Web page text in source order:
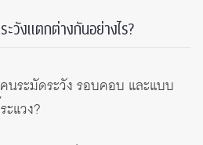
วังแตกต่างกันอย่างไร?
นระมัดระวัง รอบคอบ และแบบ
ะแวง?